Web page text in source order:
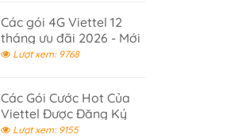
Các gói 4G Viettel 12
tháng ưu đãi 2026 - Mới
Cập Nhật
Lượt xem: 9768
Các Gói Cước Hot Của
Viettel Được Đăng Ký
Nhiều 2026
Lượt xem: 9155